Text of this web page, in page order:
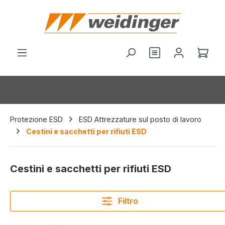
principale
Hai 0 articoliIl
Protezione ESD
ESD Attrezzature sul posto di lavoro
Cestini e sacchetti per rifiuti ESD
Cestini e sacchetti per rifiuti ESD
Filtro